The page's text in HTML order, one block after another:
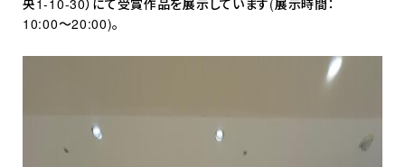
央1-10-30）にて受賞作品を展示しています(展示時間：
10:00〜20:00)。